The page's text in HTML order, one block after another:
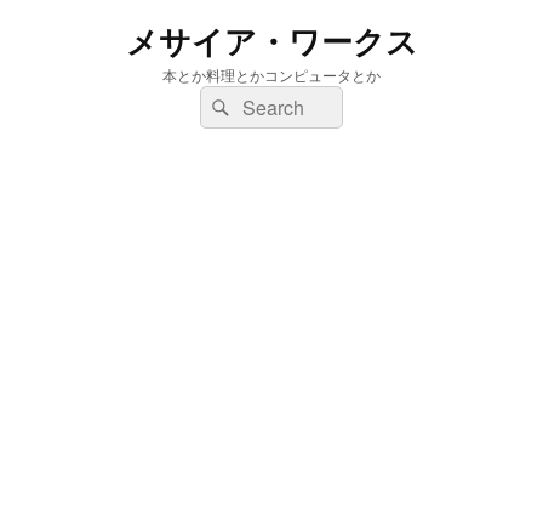
メサイア・ワークス
本とか料理とかコンピュータとか
検
索:
検
索